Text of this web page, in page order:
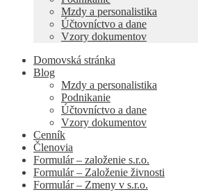
Mzdy a personalistika
Účtovníctvo a dane
Vzory dokumentov
Domovská stránka
Blog
Mzdy a personalistika
Podnikanie
Účtovníctvo a dane
Vzory dokumentov
Cenník
Členovia
Formulár – založenie s.r.o.
Formulár – Založenie živnosti
Formulár – Zmeny v s.r.o.